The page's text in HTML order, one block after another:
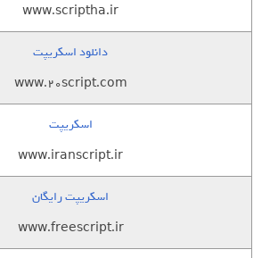
www.scriptha.ir
دانلود اسکریپت
www.20script.com
اسکریپت
www.iranscript.ir
اسکریپت رایگان
www.freescript.ir